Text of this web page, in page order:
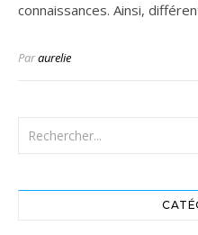
connaissances. Ainsi,
Paraurelie